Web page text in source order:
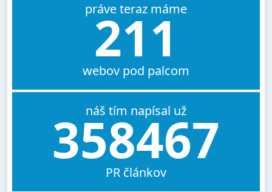
práve teraz máme
211
webov pod palcom
náš tím napísal už
358467
PR článkov